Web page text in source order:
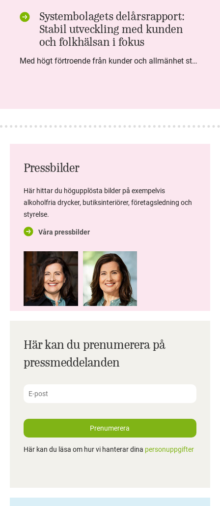
Systembolagets delårsrapport:
Stabil utveckling med kunden
och folkhälsan i fokus
Med högt förtroende från kunder och allmänhet står Systembolaget stabilt i samhällsuppdraget. Under kvartalet togs flera steg inom folkhälsa, kundnytta och minskad klimatpåverkan. Nettoomsättningen var i nivå med föregående år och effektiviseringar av verksamheten möjliggjorde fortsatt anpassning för att möta nya behov.
Pressbilder
Här hittar du högupplösta bilder på exempelvis
alkoholfria drycker, butiksinteriörer, företagsledning och
styrelse.
Våra pressbilder
Här kan du prenumerera på
pressmeddelanden
Prenumerera
Här kan du läsa om hur vi hanterar dina personuppgifter